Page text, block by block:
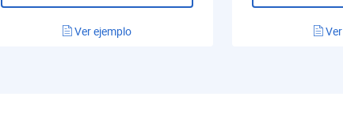
Ver ejemplo